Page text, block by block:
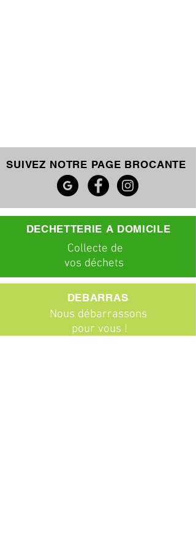
SUIVEZ NOTRE PAGE BROCANTE
DECHETTERIE A DOMICILE
Collecte de
vos déchets
DEBARRAS
Nous débarrassons
pour vous !